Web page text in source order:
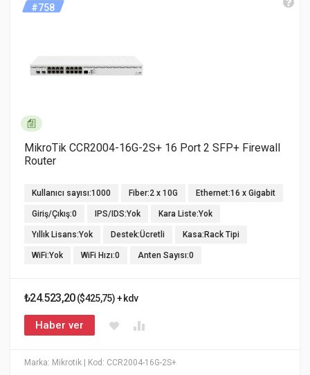
Marka: Mikrotik | Kod: CCR2004-16G-2S+
#758
MikroTik CCR2004-16G-2S+ 16 Port 2 SFP+ Firewall
Router
Kullanıcı sayısı:1000 Fiber:2 x 10G Ethernet:16 x Gigabit
Giriş/Çıkış:0 IPS/IDS:Yok Kara Liste:Yok
Yıllık Lisans:Yok Destek:Ücretli Kasa:Rack Tipi
WiFi:Yok WiFi Hızı:0 Anten Sayısı:0
₺24.523,20($425,75) + kdv
Haber ver